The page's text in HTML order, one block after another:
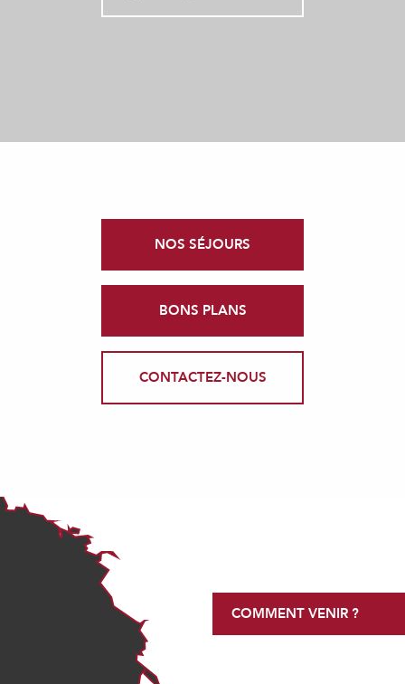
NOS SÉJOURS
BONS PLANS
CONTACTEZ-NOUS
COMMENT VENIR ?